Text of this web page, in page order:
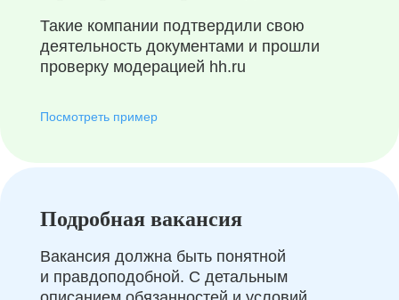
Такие компании подтвердили свою
деятельность документами и прошли
проверку модерацией hh.ru
Посмотреть пример
Подробная вакансия
Вакансия должна быть понятной
и правдоподобной. С детальным